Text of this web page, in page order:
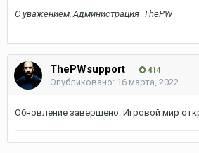
С уважением, Администрация ThePW
ThePWsupport 414
Опубликовано: 16 марта, 2022
Обновление завершено. Игровой мир